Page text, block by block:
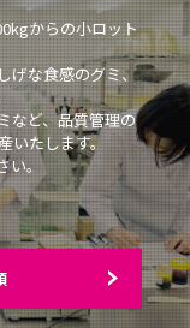
からの小ロット
げな食感のグミ、
など、品質管理の
いたします。
い。